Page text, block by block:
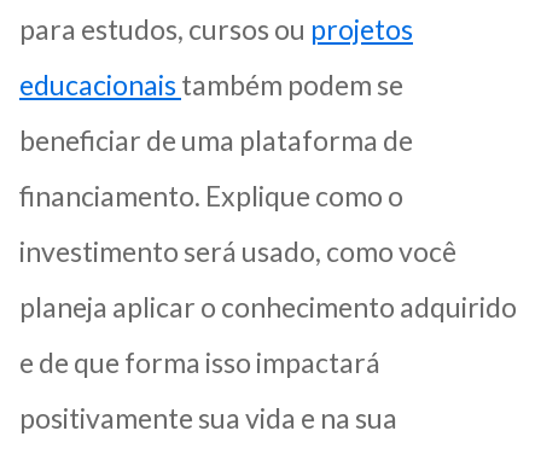
para estudos, cursos ou projetos
educacionais também podem se
beneficiar de uma plataforma de
financiamento. Explique como o
investimento será usado, como você
planeja aplicar o conhecimento adquirido
e de que forma isso impactará
positivamente sua vida e na sua